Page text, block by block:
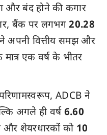
और बंद होने की कगार
बैंक पर लगभग20.28
अपनी वित्तीय समझ और
एक वर्ष के भीतर
ADCB ने
अगले ही वर्ष 6.60
और शेयरधारकों को 10